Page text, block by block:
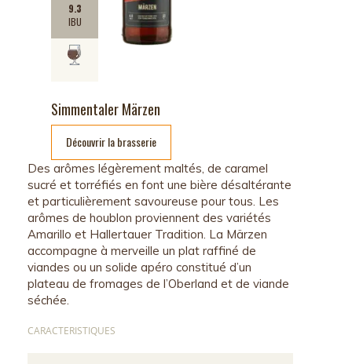
Simmentaler Märzen
9.3
IBU
Découvrir la brasserie
Des arômes légèrement maltés, de caramel
sucré et torréfiés en font une bière désaltérante
et particulièrement savoureuse pour tous. Les
arômes de houblon proviennent des variétés
Amarillo et Hallertauer Tradition. La Märzen
accompagne à merveille un plat raffiné de
viandes ou un solide apéro constitué d’un
plateau de fromages de l’Oberland et de viande
séchée.
CARACTERISTIQUES